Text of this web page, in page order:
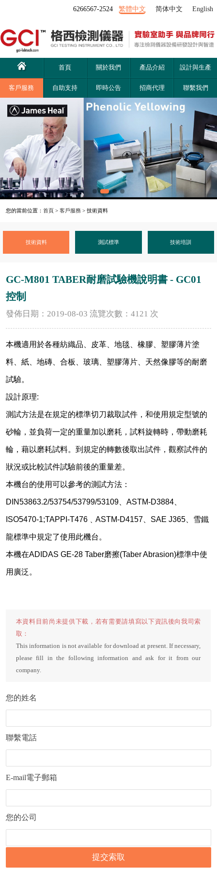
6266567-2524 繁體中文 简体中文 English
首頁 關於我們 產品介紹 設計與生產
客戶服務 自助支持 即時公告 招商代理 聯繫我們
您的當前位置： 首頁> 客戶服務> 技術資料
技術資料 測試標準 技術培訓
GC-M801 TABER耐磨試驗機說明書 - GC01
控制
發佈日期：2019-08-03 流覽次數：4121 次
本機適用於各種紡織品、皮革、地毯、橡膠、塑膠薄片塗
料、紙、地磚、合板、玻璃、塑膠薄片、天然像膠等的耐磨
試驗。
設計原理:
測試方法是在規定的標準切刀裁取試件，和使用規定型號的
砂輪，並負荷一定的重量加以磨耗，試料旋轉時，帶動磨耗
輪，藉以磨耗試料。到規定的轉數後取出試件，觀察試件的
狀況或比較試件試驗前後的重量差。
本機台的使用可以參考的測試方法：
DIN53863.2/53754/53799/53109、 ASTM-D3884、
ISO5470-1;TAPPI-T476﹑ ASTM-D4157、 SAE J365、雪鐵
龍標準中規定了使用此機台。
本機在ADIDAS GE-28 Taber磨擦(Taber Abrasion)標準中使
用廣泛。
本資料目前尚未提供下載，若有需要請填寫以下資訊後向我司索
取：
This information is not available for download at present. If necessary,
please fill in the following information and ask for it from our
company.
您的姓名
聯繫電話
E-mail電子郵箱
您的公司